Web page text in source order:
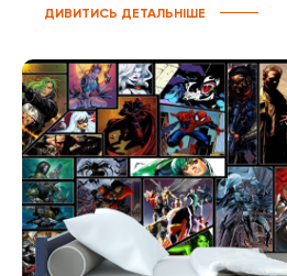
ДИВИТИСЬ ДЕТАЛЬНІШЕ